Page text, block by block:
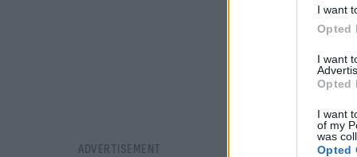
I want
Opted
I want
Opted
I want
of my
was
Opted